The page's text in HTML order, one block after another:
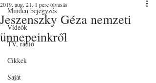
Minden bejegyzés
Videók
TV, rádió
Cikkek
Saját
Jeszenszky Géza nemzeti
ünnepeinkről
2019. aug. 21. 1 perc olvasás